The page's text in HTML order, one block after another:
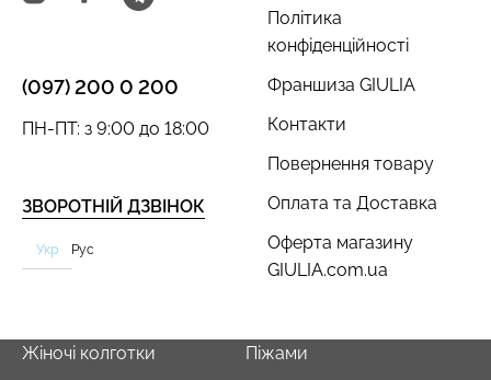
Політика
конфіденційності
Франшиза GIULIA
Контакти
Повернення товару
Оплата та Доставка
Оферта магазину
GIULIA.com.ua
(097) 200 0 200
ЗВОРОТНІЙ ДЗВІНОК
ПН-ПТ: з 9:00 до 18:00
Укр Рус
Жіночі колготки
Піжами
Безшовний топ з легкою
корекцією BRA
SHAPEWEAR nude
(бежевий) Giulia
Велосипедки з пуш-ап
TRACKS SHAPE black
(чорний) Giulia